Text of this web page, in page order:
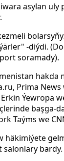
asylan
-diýdi.
soramady).
Prima
Ýewropa
başga-
Taýms we
häkimiýete
bardy.